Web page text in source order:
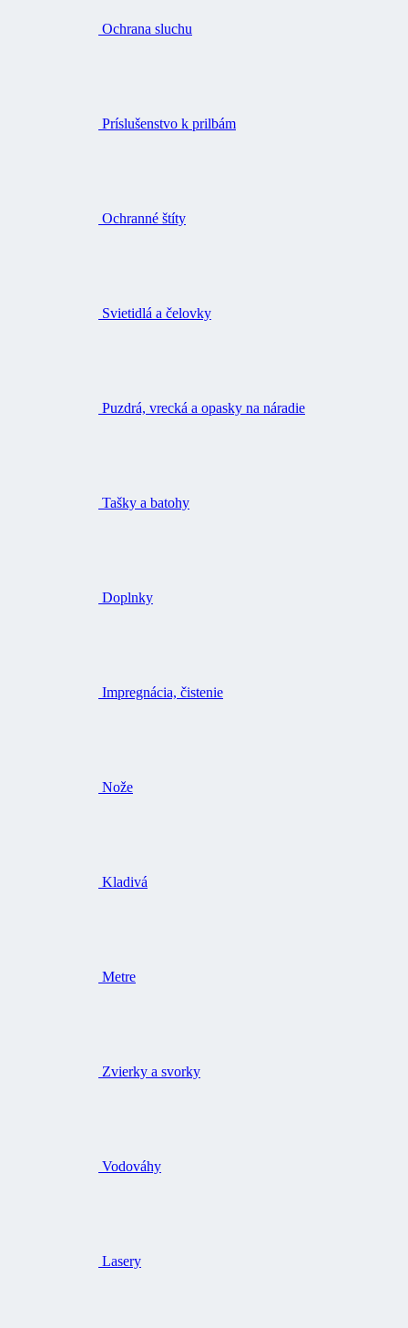
Ochrana sluchu
Príslušenstvo k prilbám
Ochranné štíty
Svietidlá a čelovky
Puzdrá, vrecká a opasky na náradie
Tašky a batohy
Doplnky
Impregnácia, čistenie
Nože
Kladivá
Metre
Zvierky a svorky
Vodováhy
Lasery